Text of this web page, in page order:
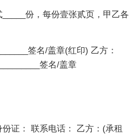
份，每份壹张贰页，甲乙各
签名/盖章(红印) 乙方：
签名/盖章
证： 联系电话： 乙方：(承租